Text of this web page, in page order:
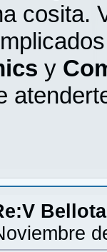
cosita.
y